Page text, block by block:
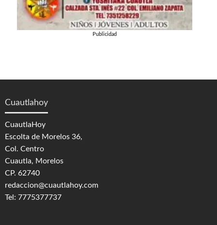
Publicidad
Cuautlahoy
CuautlaHoy
Escolta de Morelos 36,
Col. Centro
Cuautla, Morelos
CP. 62740
redaccion@cuautlahoy.com
Tel: 7775377737